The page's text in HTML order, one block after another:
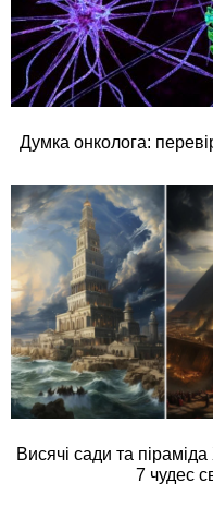
Думка онколога:
Висячі сади та
7 чудес